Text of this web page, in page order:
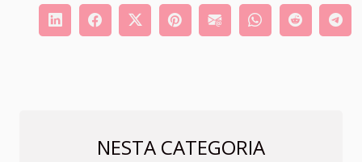
NESTA CATEGORIA